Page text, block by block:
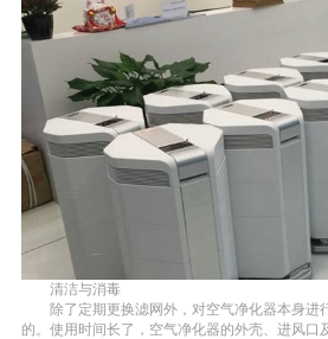
清洁与消毒
除了定期更换滤网外，对空气净化器本身进
的。使用时间长了，空气净化器的外壳、进风口